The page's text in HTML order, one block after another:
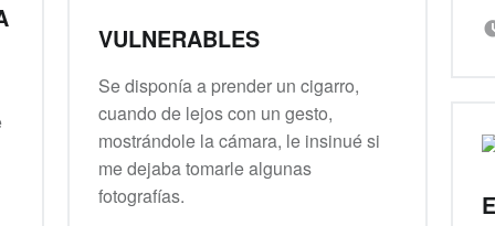
VULNERABLES
Se disponía a prender un cigarro,
cuando de lejos con un gesto,
mostrándole la cámara, le insinué si
me dejaba tomarle algunas
fotografías.